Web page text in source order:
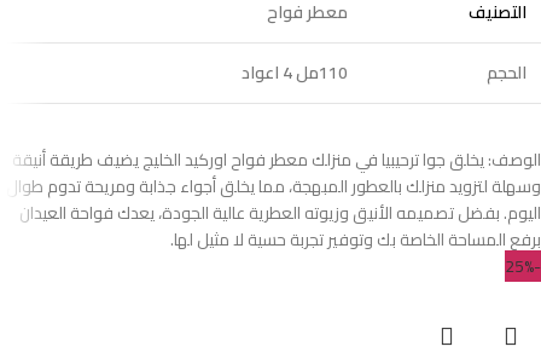
التصنيف
معطر فواح
الحجم
110مل 4 اعواد
الوصف: يخلق جوا ترحيبيا في منزلك معطر فواح اوركيد الخليج يضيف طريقة أنيقة
وسهلة لتزويد منزلك بالعطور المبهجة، مما يخلق أجواء جذابة ومريحة تدوم طوال
اليوم. بفضل تصميمه الأنيق وزيوته العطرية عالية الجودة، يعدك فواحة العيدان
برفع المساحة الخاصة بك وتوفير تجربة حسية لا مثيل لها.
-25%